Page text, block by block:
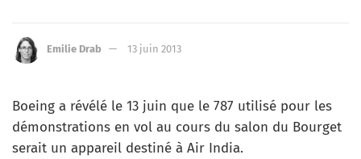
Emilie Drab 13 juin 2013
Boeing a révélé le 13 juin que le 787 utilisé pour les
démonstrations en vol au cours du salon du Bourget
serait un appareil destiné à Air India.